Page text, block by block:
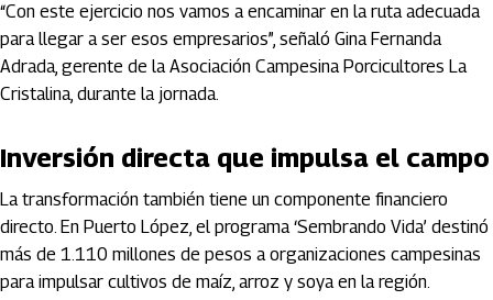
“Con este ejercicio nos vamos a encaminar en la ruta adecuada
para llegar a ser esos empresarios”, señaló Gina Fernanda
Adrada, gerente de la Asociación Campesina Porcicultores La
Cristalina, durante la jornada.
Inversión directa que impulsa el campo
La transformación también tiene un componente financiero
directo. En Puerto López, el programa ‘Sembrando Vida’ destinó
más de 1.110 millones de pesos a organizaciones campesinas
para impulsar cultivos de maíz, arroz y soya en la región.